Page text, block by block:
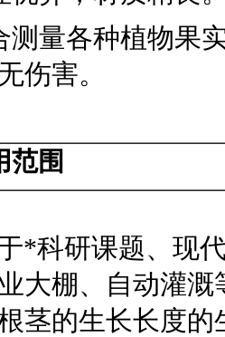
测量各种植物果
伤害。
范围
*科研课题、 现
大棚 、
自动灌溉
茎的生长长度的